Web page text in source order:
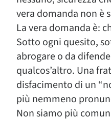
vera domanda non è
La vera domanda è:
Sotto ogni quesito,
abrogare o da
qualcos’altro. Una
disfacimento di un
più nemmeno
Non siamo più